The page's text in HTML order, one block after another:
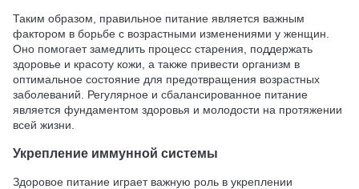
Таким образом, правильное питание является важным
фактором в борьбе с возрастными изменениями у женщин.
Оно помогает замедлить процесс старения, поддержать
здоровье и красоту кожи, а также привести организм в
оптимальное состояние для предотвращения возрастных
заболеваний. Регулярное и сбалансированное питание
является фундаментом здоровья и молодости на протяжении
всей жизни.
Укрепление иммунной системы
Здоровое питание играет важную роль в укреплении